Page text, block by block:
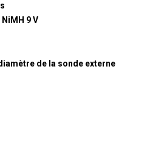
9 V
de la sonde externe